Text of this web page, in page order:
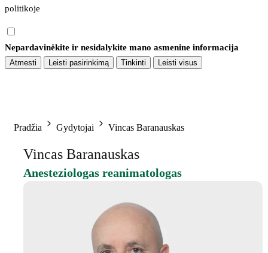
politikoje
Nepardavinėkite ir nesidalykite mano asmenine informacija
Atmesti Leisti pasirinkimą Tinkinti Leisti visus
Pradžia Gydytojai Vincas Baranauskas
Vincas Baranauskas
Anesteziologas reanimatologas